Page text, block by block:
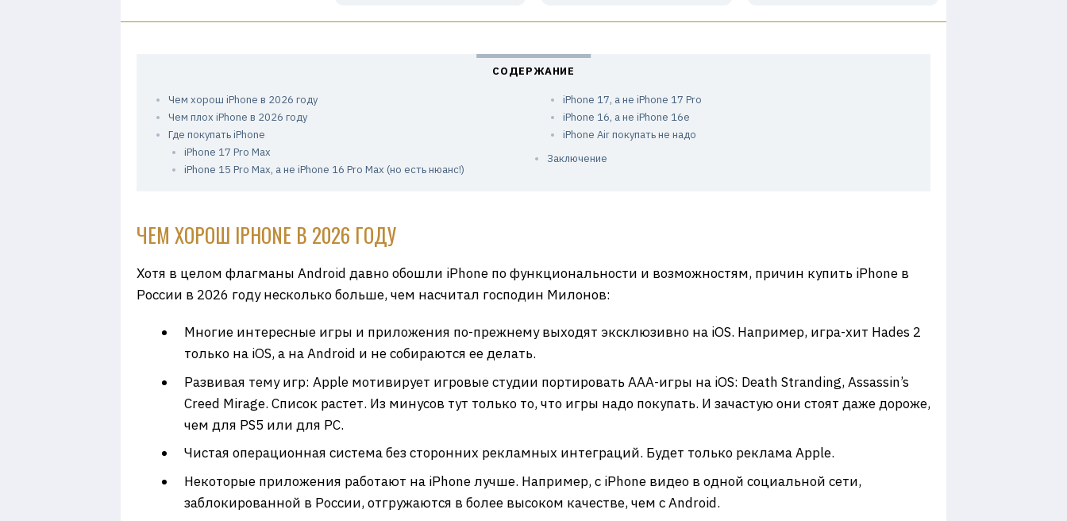
Чем хорош iPhone в 2026 году
Чем плох iPhone в 2026 году
Где покупать iPhone
iPhone 17 Pro Max
iPhone 15 Pro Max, а не iPhone 16 Pro Max (но есть нюанс!)
iPhone 17, а не iPhone 17 Pro
iPhone 16, а не iPhone 16e
iPhone Air покупать не надо
Заключение
ЧЕМ ХОРОШ IPHONE В 2026 ГОДУ
Хотя в целом флагманы Android давно обошли iPhone по функциональности и возможностям, причин купить iPhone в
России в 2026 году несколько больше, чем насчитал господин Милонов:
Многие интересные игры и приложения по-прежнему выходят эксклюзивно на iOS. Например, игра-хит Hades 2
только на iOS, а на Android и не собираются ее делать.
Развивая тему игр: Apple мотивирует игровые студии портировать ААА-игры на iOS: Death Stranding, Assassin’s
Creed Mirage. Список растет. Из минусов тут только то, что игры надо покупать. И зачастую они стоят даже дороже,
чем для PS5 или для PC.
Чистая операционная система без сторонних рекламных интеграций. Будет только реклама Apple.
Некоторые приложения работают на iPhone лучше. Например, с iPhone видео в одной социальной сети,
заблокированной в России, отгружаются в более высоком качестве, чем с Android.